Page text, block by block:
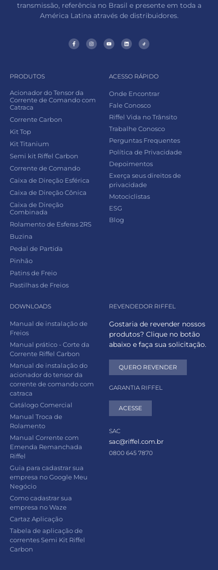
transmissão, referência no Brasil e presente em toda a
América Latina através de distribuidores.
PRODUTOS
Acionador do Tensor da
Corrente de Comando com
Catraca
Corrente Carbon
Kit Top
Kit Titanium
Semi kit Riffel Carbon
Corrente de Comando
Caixa de Direção Esférica
Caixa de Direção Cônica
Caixa de Direção
Combinada
Rolamento de Esferas 2RS
Buzina
Pedal de Partida
Pinhão
Patins de Freio
Pastilhas de Freios
ACESSO RÁPIDO
Onde Encontrar
Fale Conosco
Riffel Vida no Trânsito
Trabalhe Conosco
Perguntas Frequentes
Política de Privacidade
Depoimentos
Exerça seus direitos de
privacidade
Motociclistas
ESG
Blog
DOWNLOADS
Manual de instalação de
Freios
Manual prático - Corte da
Corrente Riffel Carbon
Manual de instalação do
acionador do tensor da
corrente de comando com
catraca
Catálogo Comercial
Manual Troca de
Rolamento
Manual Corrente com
Emenda Remanchada
Riffel
Guia para cadastrar sua
empresa no Google Meu
Negócio
Como cadastrar sua
empresa no Waze
Cartaz Aplicação
Tabela de aplicação de
correntes Semi Kit Riffel
Carbon
REVENDEDOR RIFFEL
Gostaria de revender nossos
produtos? Clique no botão
abaixo e faça sua solicitação.
QUERO REVENDER
GARANTIA RIFFEL
ACESSE
SAC
sac@riffel.com.br
0800 645 7870